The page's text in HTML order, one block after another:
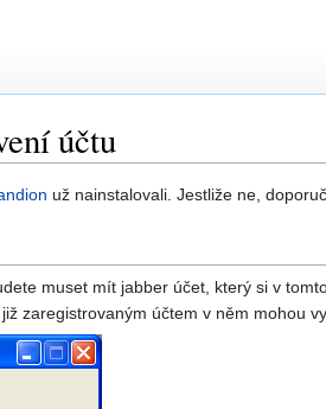
účtu
už nainstalovali. Jestliže ne,
muset mít jabber účet, který si v
zaregistrovaným účtem v něm mohou